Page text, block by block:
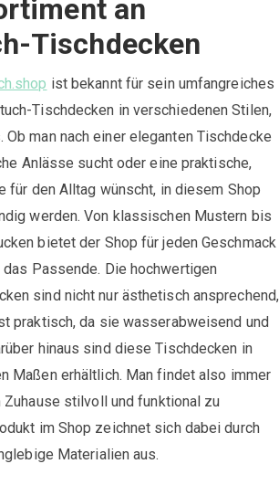
an
Tischdecken
ist bekannt für sein umfangreiches
Tischdecken in verschiedenen Stilen,
Ob man nach einer eleganten Tischdecke
Anlässe sucht oder eine praktische,
für den Alltag wünscht, in diesem Shop
werden. Von klassischen Mustern bis
bietet der Shop für jeden Geschmack
das Passende. Die hochwertigen
sind nicht nur ästhetisch ansprechend,
praktisch, da sie wasserabweisend und
hinaus sind diese Tischdecken in
Maßen erhältlich. Man findet also immer
Zuhause stilvoll und funktional zu
im Shop zeichnet sich dabei durch
Materialien aus.